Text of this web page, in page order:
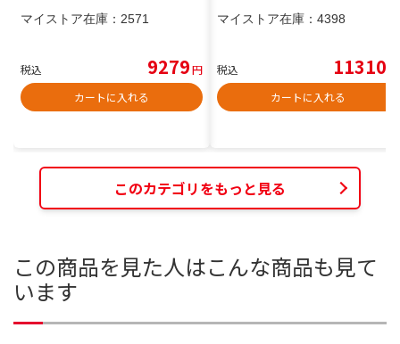
マイストア在庫： 2571
税込 9279円
カートに入れる
マイストア在庫： 4398
税込 11310
カートに入れる
このカテゴリをもっと見る
この商品を見た人はこんな商品も見て
います